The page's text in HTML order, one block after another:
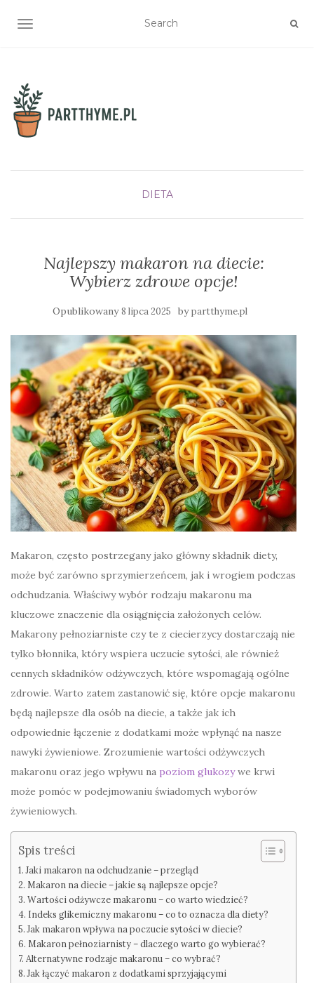
TOGGLE NAVIGATION
DIETA
Najlepszy makaron na diecie:
Wybierz zdrowe opcje!
Opublikowany8 lipca 2025 bypartthyme.pl
Makaron, często postrzegany jako główny składnik diety,
może być zarówno sprzymierzeńcem, jak i wrogiem podczas
odchudzania. Właściwy wybór rodzaju makaronu ma
kluczowe znaczenie dla osiągnięcia założonych celów.
Makarony pełnoziarniste czy te z ciecierzycy dostarczają nie
tylko błonnika, który wspiera uczucie sytości, ale również
cennych składników odżywczych, które wspomagają ogólne
zdrowie. Warto zatem zastanowić się, które opcje makaronu
będą najlepsze dla osób na diecie, a także jak ich
odpowiednie łączenie z dodatkami może wpłynąć na nasze
nawyki żywieniowe. Zrozumienie wartości odżywczych
makaronu oraz jego wpływu na poziom glukozywe krwi
może pomóc w podejmowaniu świadomych wyborów
żywieniowych.
Spis treści
Jaki makaron na odchudzanie – przegląd
Makaron na diecie – jakie są najlepsze opcje?
Wartości odżywcze makaronu – co warto wiedzieć?
Indeks glikemiczny makaronu – co to oznacza dla diety?
Jak makaron wpływa na poczucie sytości w diecie?
Makaron pełnoziarnisty – dlaczego warto go wybierać?
Alternatywne rodzaje makaronu – co wybrać?
Jak łączyć makaron z dodatkami sprzyjającymi